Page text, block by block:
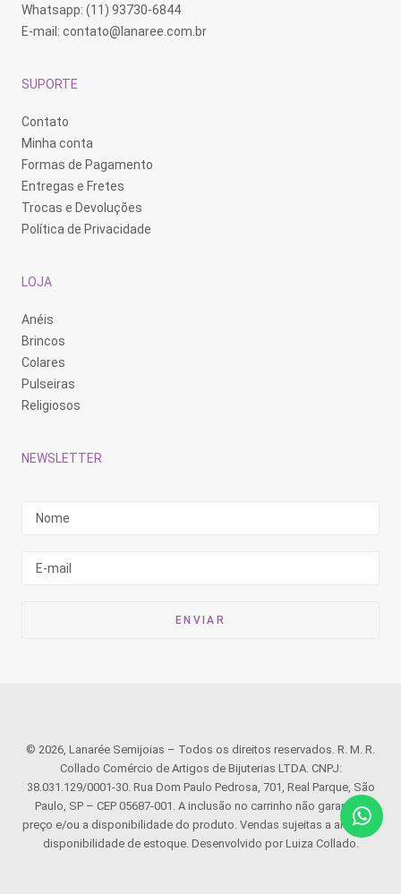
Whatsapp: (11) 93730-6844
E-mail: contato@lanaree.com.br
SUPORTE
Contato
Minha conta
Formas de Pagamento
Entregas e Fretes
Trocas e Devoluções
Política de Privacidade
LOJA
Anéis
Brincos
Colares
Pulseiras
Religiosos
NEWSLETTER
© 2026, Lanarée Semijoias – Todos os direitos reservados. R. M. R.
Collado Comércio de Artigos de Bijuterias LTDA. CNPJ:
38.031.129/0001-30. Rua Dom Paulo Pedrosa, 701, Real Parque, São
Paulo, SP – CEP 05687-001. A inclusão no carrinho não garante o
preço e/ou a disponibilidade do produto. Vendas sujeitas a análise e
disponibilidade de estoque. Desenvolvido por Luiza Collado.